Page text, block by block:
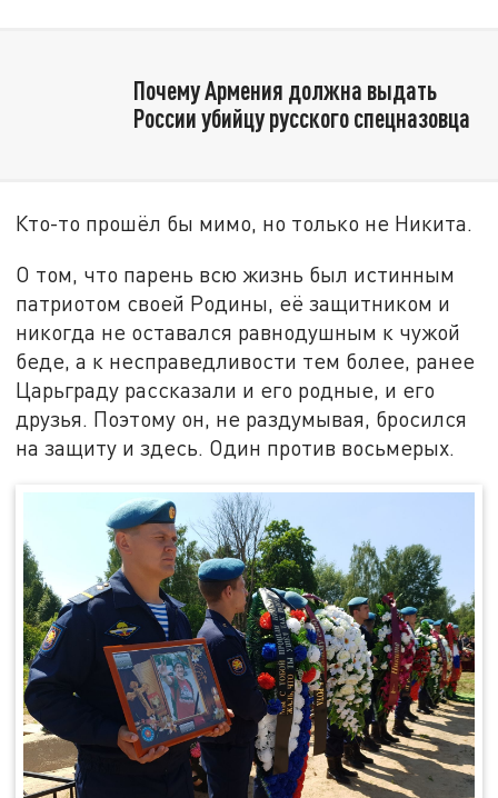
Почему Армения должна выдать
России убийцу русского спецназовца
Кто-то прошёл бы мимо, но только не Никита.
О том, что парень всю жизнь был истинным
патриотом своей Родины, её защитником и
никогда не оставался равнодушным к чужой
беде, а к несправедливости тем более, ранее
Царьграду рассказали и его родные, и его
друзья. Поэтому он, не раздумывая, бросился
на защиту и здесь. Один против восьмерых.